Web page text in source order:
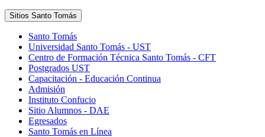
Sitios Santo Tomás
Santo Tomás
Universidad Santo Tomás - UST
Centro de Formación Técnica Santo Tomás - CFT
Postgrados UST
Capacitación - Educación Continua
Admisión
Instituto Confucio
Sitio Alumnos - DAE
Egresados
Santo Tomás en Línea